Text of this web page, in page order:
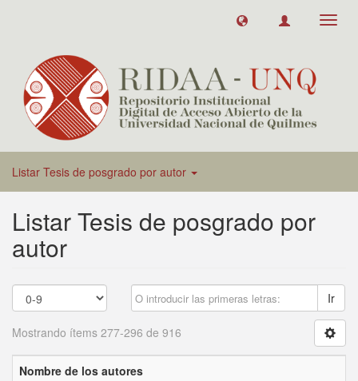
Listar Tesis de posgrado por autor
Listar Tesis de posgrado por
autor
Ir
Mostrando ítems 277-296 de 916
Nombre de los autores